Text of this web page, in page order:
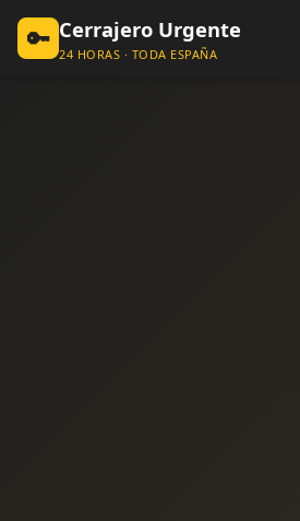
🔑 Cerrajero Urgente
24 HORAS · TODA ESPAÑA